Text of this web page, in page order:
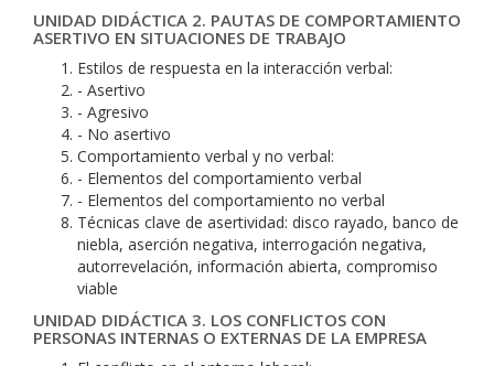
UNIDAD DIDÁCTICA 2. PAUTAS DE COMPORTAMIENTO
ASERTIVO EN SITUACIONES DE TRABAJO
Estilos de respuesta en la interacción verbal:
- Asertivo
- Agresivo
- No asertivo
Comportamiento verbal y no verbal:
- Elementos del comportamiento verbal
- Elementos del comportamiento no verbal
Técnicas clave de asertividad: disco rayado, banco de
niebla, aserción negativa, interrogación negativa,
autorrevelación, información abierta, compromiso
viable
UNIDAD DIDÁCTICA 3. LOS CONFLICTOS CON
PERSONAS INTERNAS O EXTERNAS DE LA EMPRESA